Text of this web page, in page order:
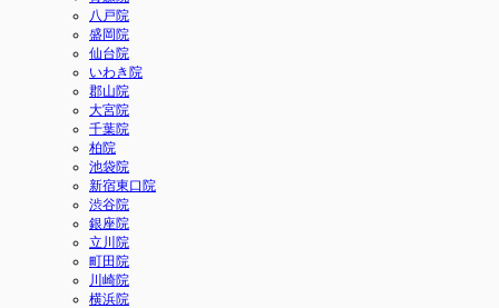
八戸院
盛岡院
仙台院
いわき院
郡山院
大宮院
千葉院
柏院
池袋院
新宿東口院
渋谷院
銀座院
立川院
町田院
川崎院
横浜院